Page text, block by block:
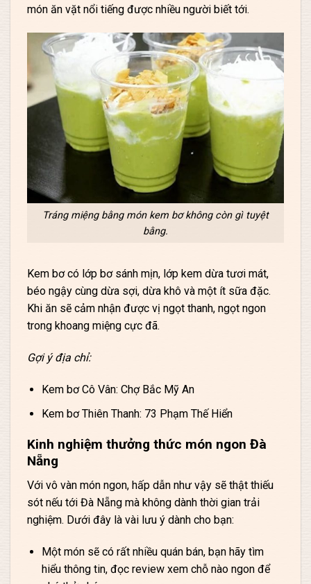
món ăn vặt nổi tiếng được nhiều người biết tới.
Tráng miệng bằng món kem bơ không còn gì tuyệt
bằng.
Kem bơ có lớp bơ sánh mịn, lớp kem dừa tươi mát,
béo ngậy cùng dừa sợi, dừa khô và một ít sữa đặc.
Khi ăn sẽ cảm nhận được vị ngọt thanh, ngọt ngon
trong khoang miệng cực đã.
Gợi ý địa chỉ:
Kem bơ Cô Vân: Chợ Bắc Mỹ An
Kem bơ Thiên Thanh: 73 Phạm Thế Hiển
Kinh nghiệm thưởng thức món ngon Đà
Nẵng
Với vô vàn món ngon, hấp dẫn như vậy sẽ thật thiếu
sót nếu tới Đà Nẵng mà không dành thời gian trải
nghiệm. Dưới đây là vài lưu ý dành cho bạn:
Một món sẽ có rất nhiều quán bán, bạn hãy tìm
hiểu thông tin, đọc review xem chỗ nào ngon để